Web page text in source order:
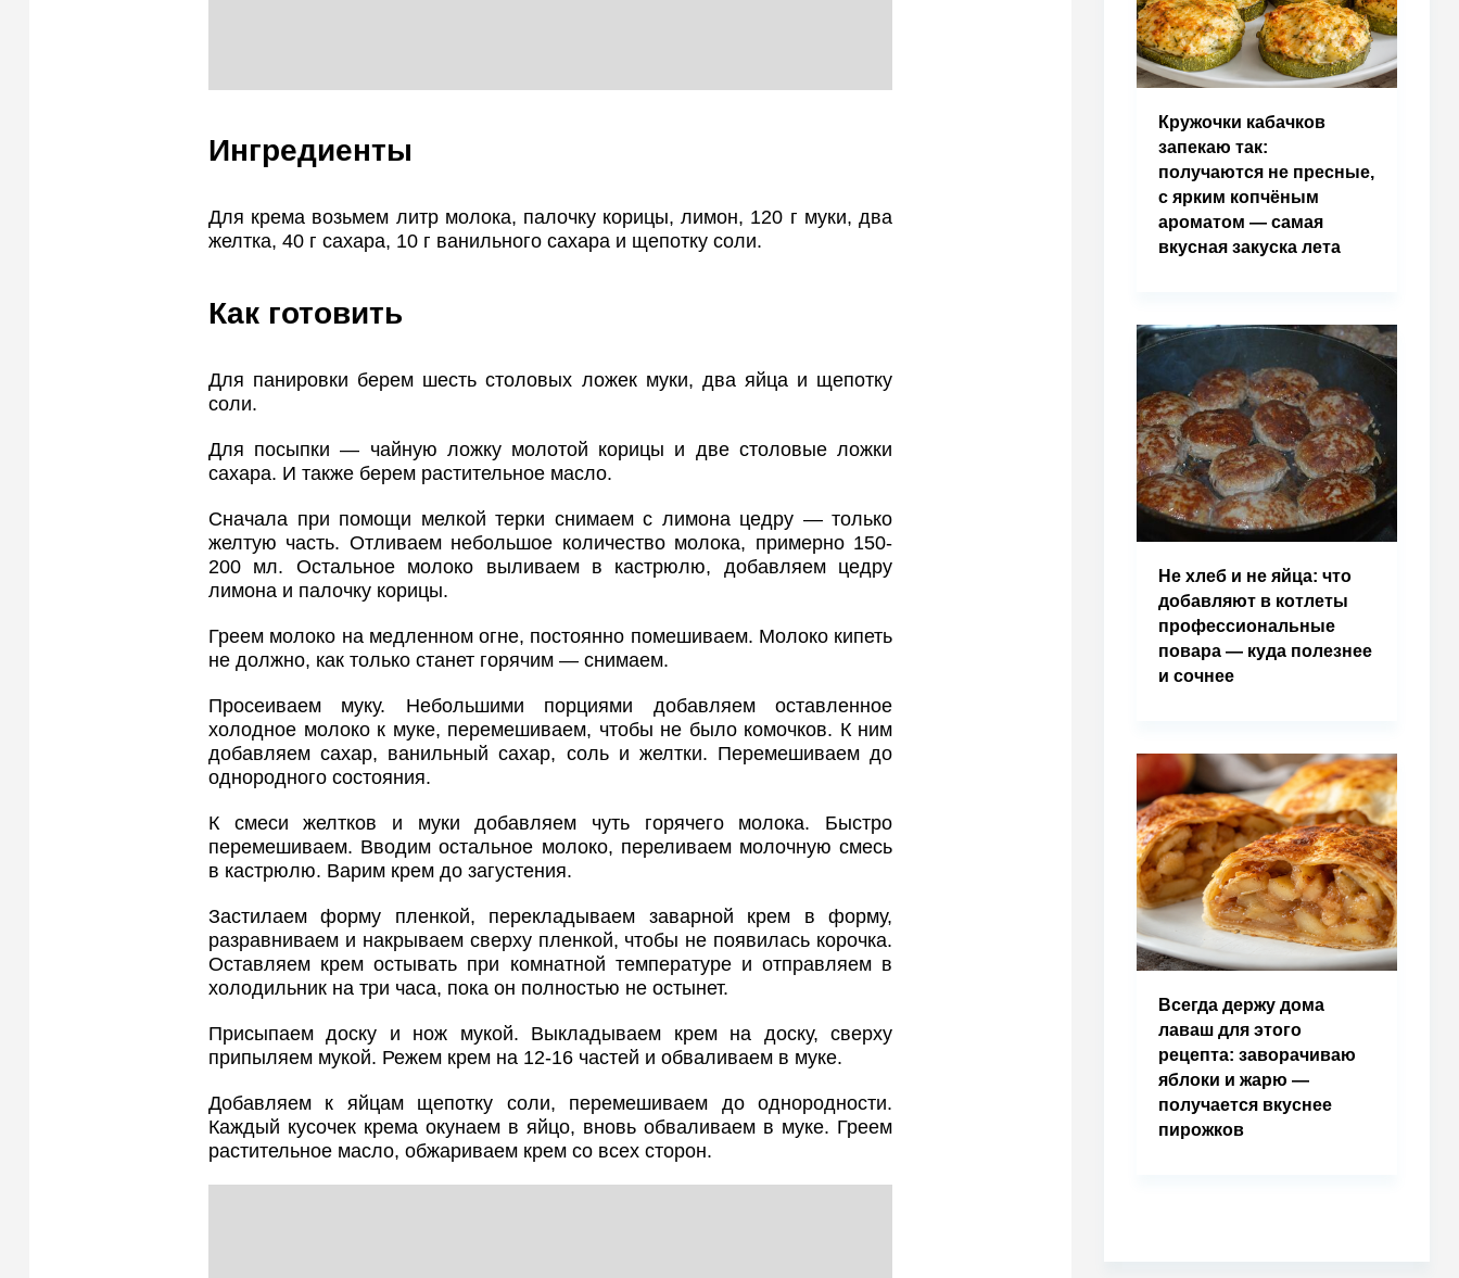
Ингредиенты
Для крема возьмем литр молока, палочку корицы, лимон, 120 г муки, два
желтка, 40 г сахара, 10 г ванильного сахара и щепотку соли.
Как готовить
Для панировки берем шесть столовых ложек муки, два яйца и щепотку
соли.
Для посыпки — чайную ложку молотой корицы и две столовые ложки
сахара. И также берем растительное масло.
Сначала при помощи мелкой терки снимаем с лимона цедру — только
желтую часть. Отливаем небольшое количество молока, примерно 150-
200 мл. Остальное молоко выливаем в кастрюлю, добавляем цедру
лимона и палочку корицы.
Греем молоко на медленном огне, постоянно помешиваем. Молоко кипеть
не должно, как только станет горячим — снимаем.
Просеиваем муку. Небольшими порциями добавляем оставленное
холодное молоко к муке, перемешиваем, чтобы не было комочков. К ним
добавляем сахар, ванильный сахар, соль и желтки. Перемешиваем до
однородного состояния.
К смеси желтков и муки добавляем чуть горячего молока. Быстро
перемешиваем. Вводим остальное молоко, переливаем молочную смесь
в кастрюлю. Варим крем до загустения.
Застилаем форму пленкой, перекладываем заварной крем в форму,
разравниваем и накрываем сверху пленкой, чтобы не появилась корочка.
Оставляем крем остывать при комнатной температуре и отправляем в
холодильник на три часа, пока он полностью не остынет.
Присыпаем доску и нож мукой. Выкладываем крем на доску, сверху
припыляем мукой. Режем крем на 12-16 частей и обваливаем в муке.
Добавляем к яйцам щепотку соли, перемешиваем до однородности.
Каждый кусочек крема окунаем в яйцо, вновь обваливаем в муке. Греем
растительное масло, обжариваем крем со всех сторон.
Кружочки кабачков
запекаю так:
получаются не пресные,
с ярким копчёным
ароматом — самая
вкусная закуска лета
Не хлеб и не яйца: что
добавляют в котлеты
профессиональные
повара — куда полезнее
и сочнее
Всегда держу дома
лаваш для этого
рецепта: заворачиваю
яблоки и жарю —
получается вкуснее
пирожков